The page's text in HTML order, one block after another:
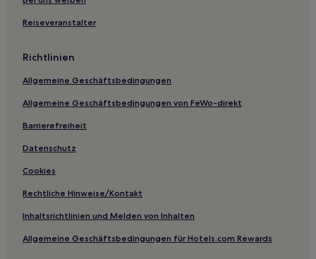
Buccleuch: Hotels
Hotels nahe O. R. Tambo International
Hyde Park: Hotels
Hotels nahe James and Ethel Gray Park
Hotels nahe Greenstone Shopping Centre
Parkview: Hotels
Turffontein: Hotels
Hotels nahe Netcare Waterfall City Hospital
Bedfordview: Hotels
Hotels nahe Bahnhof Johannesburg Park
Reiseveranstalter
Richtlinien
Allgemeine Geschäftsbedingungen
Allgemeine Geschäftsbedingungen von FeWo-direkt
Barrierefreiheit
Datenschutz
Cookies
Rechtliche Hinweise/Kontakt
Inhaltsrichtlinien und Melden von Inhalten
Allgemeine Geschäftsbedingungen für Hotels.com Rewards